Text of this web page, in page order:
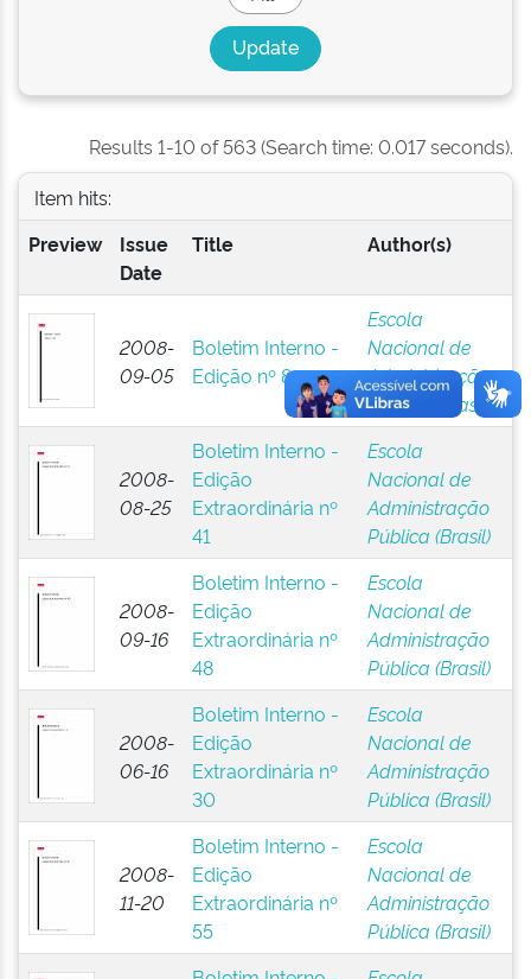
Results 1-10 of 563 (Search time: 0.017 seconds).
Item hits:
Preview
Issue
Date
Title Author(s)
2008-
09-05
Boletim Interno -
Edição nº 8
Escola
Nacional de
Administração
Pública (Brasil)
2008-
08-25
Boletim Interno -
Edição
Extraordinária nº
41
Escola
Nacional de
Administração
Pública (Brasil)
2008-
09-16
Boletim Interno -
Edição
Extraordinária nº
48
Escola
Nacional de
Administração
Pública (Brasil)
2008-
06-16
Boletim Interno -
Edição
Extraordinária nº
30
Escola
Nacional de
Administração
Pública (Brasil)
2008-
11-20
Boletim Interno -
Edição
Extraordinária nº
55
Escola
Nacional de
Administração
Pública (Brasil)